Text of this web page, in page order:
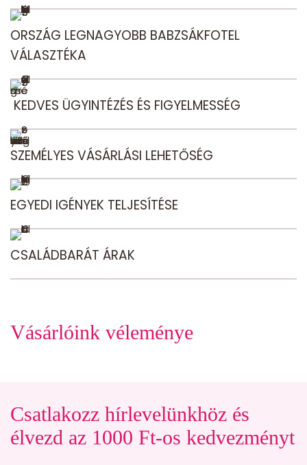
ORSZÁG LEGNAGYOBB BABZSÁKFOTEL
VÁLASZTÉKA
KEDVES ÜGYINTÉZÉS ÉS FIGYELMESSÉG
SZEMÉLYES VÁSÁRLÁSI LEHETŐSÉG
EGYEDI IGÉNYEK TELJESÍTÉSE
CSALÁDBARÁT ÁRAK
Vásárlóink véleménye
Csatlakozz hírlevelünkhöz és
élvezd az 1000 Ft-os kedvezményt